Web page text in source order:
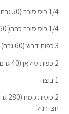
1/4 כוס סוכר (50 גרם )
1/4 כוס סוכר כהה( 60 גרם)
3 כפות דבש (60 גרם)
2 כפות סילאן (40 גרם)
1 ביצה
2
חצי רגיל